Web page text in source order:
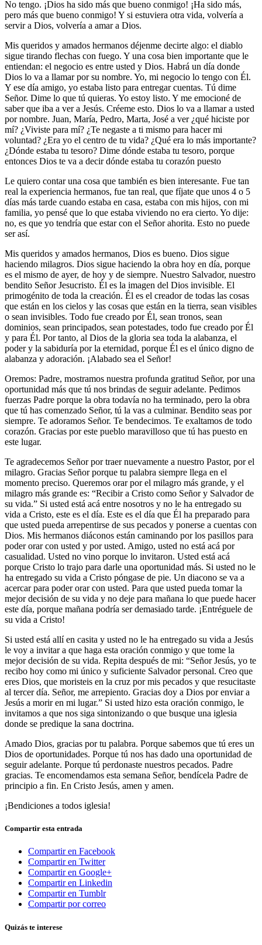
No tengo. ¡Dios ha sido más que bueno conmigo! ¡Ha sido más,
pero más que bueno conmigo! Y si estuviera otra vida, volvería a
servir a Dios, volvería a amar a Dios.
Mis queridos y amados hermanos déjenme decirte algo: el diablo
sigue tirando flechas con fuego. Y una cosa bien importante que le
entiendan: el negocio es entre usted y Dios. Habrá un día donde
Dios lo va a llamar por su nombre. Yo, mi negocio lo tengo con Él.
Y ese día amigo, yo estaba listo para entregar cuentas. Tú dime
Señor. Dime lo que tú quieras. Yo estoy listo. Y me emocioné de
saber que iba a ver a Jesús. Créeme esto. Dios lo va a llamar a usted
por nombre. Juan, María, Pedro, Marta, José a ver ¿qué hiciste por
mí? ¿Viviste para mí? ¿Te negaste a ti mismo para hacer mi
voluntad? ¿Era yo el centro de tu vida? ¿Qué era lo más importante?
¿Dónde estaba tu tesoro? Dime dónde estaba tu tesoro, porque
entonces Dios te va a decir dónde estaba tu corazón puesto
Le quiero contar una cosa que también es bien interesante. Fue tan
real la experiencia hermanos, fue tan real, que fíjate que unos 4 o 5
días más tarde cuando estaba en casa, estaba con mis hijos, con mi
familia, yo pensé que lo que estaba viviendo no era cierto. Yo dije:
no, es que yo tendría que estar con el Señor ahorita. Esto no puede
ser así.
Mis queridos y amados hermanos, Dios es bueno. Dios sigue
haciendo milagros. Dios sigue haciendo la obra hoy en día, porque
es el mismo de ayer, de hoy y de siempre. Nuestro Salvador, nuestro
bendito Señor Jesucristo. Él es la imagen del Dios invisible. El
primogénito de toda la creación. Él es el creador de todas las cosas
que están en los cielos y las cosas que están en la tierra, sean visibles
o sean invisibles. Todo fue creado por Él, sean tronos, sean
dominios, sean principados, sean potestades, todo fue creado por Él
y para Él. Por tanto, al Dios de la gloria sea toda la alabanza, el
poder y la sabiduría por la eternidad, porque Él es el único digno de
alabanza y adoración. ¡Alabado sea el Señor!
Oremos: Padre, mostramos nuestra profunda gratitud Señor, por una
oportunidad más que tú nos brindas de seguir adelante. Pedimos
fuerzas Padre porque la obra todavía no ha terminado, pero la obra
que tú has comenzado Señor, tú la vas a culminar. Bendito seas por
siempre. Te adoramos Señor. Te bendecimos. Te exaltamos de todo
corazón. Gracias por este pueblo maravilloso que tú has puesto en
este lugar.
Te agradecemos Señor por traer nuevamente a nuestro Pastor, por el
milagro. Gracias Señor porque tu palabra siempre llega en el
momento preciso. Queremos orar por el milagro más grande, y el
milagro más grande es: “Recibir a Cristo como Señor y Salvador de
su vida.” Si usted está acá entre nosotros y no le ha entregado su
vida a Cristo, este es el día. Este es el día que Él ha preparado para
que usted pueda arrepentirse de sus pecados y ponerse a cuentas con
Dios. Mis hermanos diáconos están caminando por los pasillos para
poder orar con usted y por usted. Amigo, usted no está acá por
casualidad. Usted no vino porque lo invitaron. Usted está acá
porque Cristo lo trajo para darle una oportunidad más. Si usted no le
ha entregado su vida a Cristo póngase de pie. Un diacono se va a
acercar para poder orar con usted. Para que usted pueda tomar la
mejor decisión de su vida y no deje para mañana lo que puede hacer
este día, porque mañana podría ser demasiado tarde. ¡Entréguele de
su vida a Cristo!
Si usted está allí en casita y usted no le ha entregado su vida a Jesús
le voy a invitar a que haga esta oración conmigo y que tome la
mejor decisión de su vida. Repita después de mi: “Señor Jesús, yo te
recibo hoy como mi único y suficiente Salvador personal. Creo que
eres Dios, que moristeis en la cruz por mis pecados y que resucitaste
al tercer día. Señor, me arrepiento. Gracias doy a Dios por enviar a
Jesús a morir en mi lugar.” Si usted hizo esta oración conmigo, le
invitamos a que nos siga sintonizando o que busque una iglesia
donde se predique la sana doctrina.
Amado Dios, gracias por tu palabra. Porque sabemos que tú eres un
Dios de oportunidades. Porque tú nos has dado una oportunidad de
seguir adelante. Porque tú perdonaste nuestros pecados. Padre
gracias. Te encomendamos esta semana Señor, bendícela Padre de
principio a fin. En Cristo Jesús, amen y amen.
¡Bendiciones a todos iglesia!
Compartir esta entrada
Compartir en Facebook
Compartir en Twitter
Compartir en Google+
Compartir en Linkedin
Compartir en Tumblr
Compartir por correo
Quizás te interese